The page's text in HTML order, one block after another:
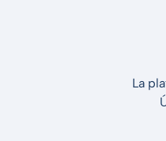
La